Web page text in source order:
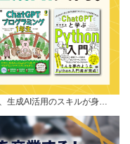
生成AI活用のスキルが身…